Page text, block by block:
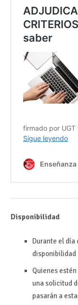
Disponibilidad
Durante el día
disponibilidad
Quienes
una solicitud
pasarán a